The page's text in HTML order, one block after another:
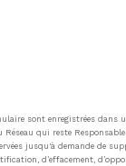
sont enregistrées
qui reste
jusqu'à demande de
d’effacement,